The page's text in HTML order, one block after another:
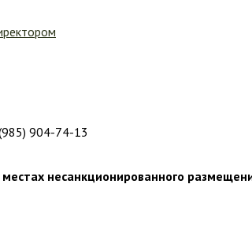
904-74-13
несанкционированного